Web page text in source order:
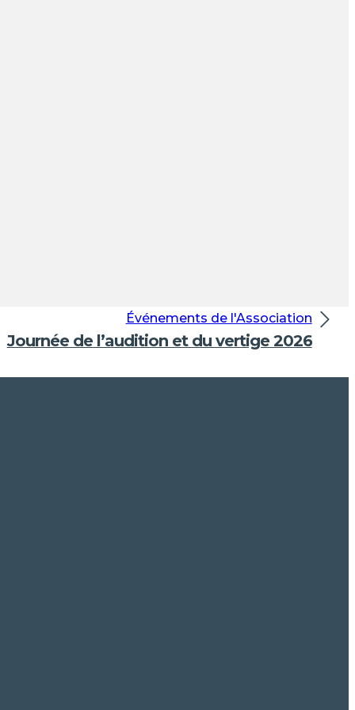
Événements de l'Association
Journée de l’audition et du vertige 2026